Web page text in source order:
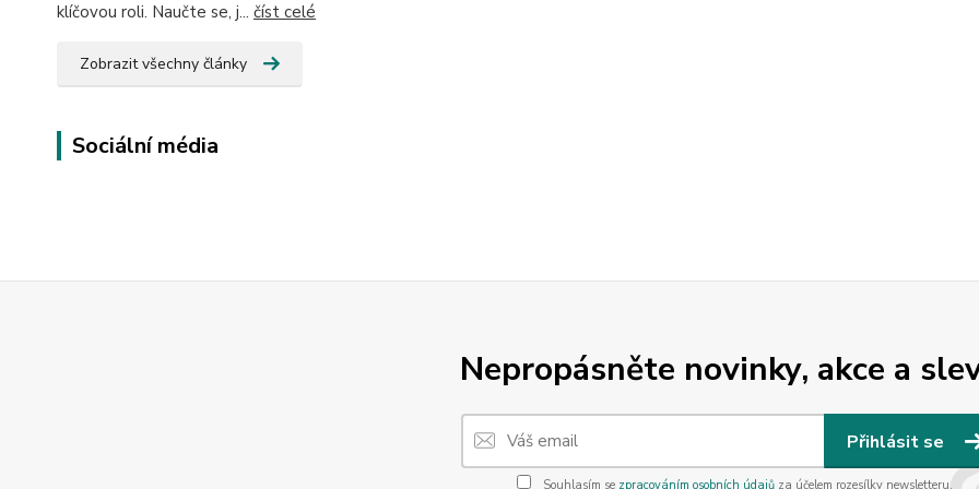
klíčovou roli. Naučte se, j... číst celé
Zobrazit všechny články
Sociální média
Nepropásněte novinky, akce a
Přihlásit se
Souhlasím se zpracováním osobních údajůza účelem rozesílky newsletteru.